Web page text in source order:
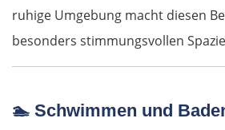
ruhige Umgebung macht diesen
besonders stimmungsvollen
🏊 Schwimmen und